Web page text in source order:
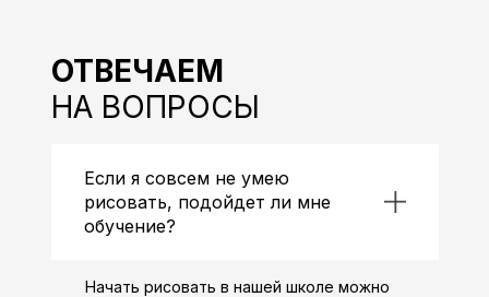
ОТВЕЧАЕМ
НА ВОПРОСЫ
Если я совсем не умею
рисовать, подойдет ли мне
обучение?
Начать рисовать в нашей школе можно